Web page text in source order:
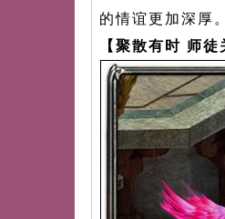
的情谊更加深厚。
【聚散有时 师徒